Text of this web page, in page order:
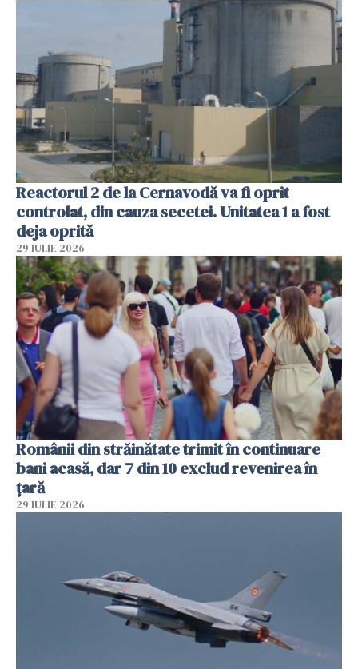
Reactorul 2 de la Cernavodă va fi oprit
controlat, din cauza secetei. Unitatea 1 a fost
deja oprită
29 IULIE 2026
Românii din străinătate trimit în continuare
bani acasă, dar 7 din 10 exclud revenirea în
țară
29 IULIE 2026